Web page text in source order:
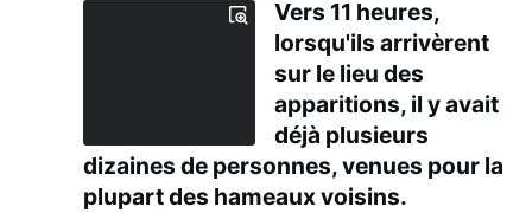
Vers 11 heures,
lorsqu'ils arrivèrent
sur le lieu des
apparitions, il y avait
déjà plusieurs
dizaines de personnes, venues pour la
plupart des hameaux voisins.